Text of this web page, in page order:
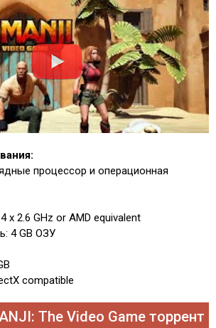
процессор и операционная
x 2.6 GHz or AMD equivalent
4 GB ОЗУ
compatible
The Video Game торрент